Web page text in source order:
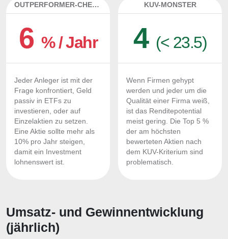
OUTPERFORMER-CHECK
6 % / Jahr
Jeder Anleger ist mit der
Frage konfrontiert, Geld
passiv in ETFs zu
investieren, oder auf
Einzelaktien zu setzen.
Eine Aktie sollte mehr als
10% pro Jahr steigen,
damit ein Investment
lohnenswert ist.
KUV-MONSTER
4 (< 23.5)
Wenn Firmen gehypt
werden und jeder um die
Qualität einer Firma weiß,
ist das Renditepotential
meist gering. Die Top 5 %
der am höchsten
bewerteten Aktien nach
dem KUV-Kriterium sind
problematisch.
Umsatz- und Gewinnentwicklung
(jährlich)